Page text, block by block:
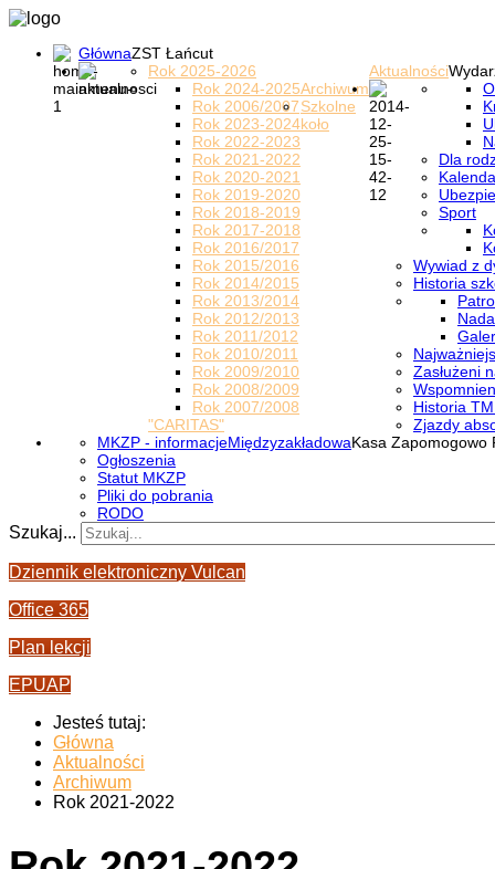
GłównaZST Łańcut
Aktualności
Rok 2025-2026
Archiwum
Rok 2024-2025
Rok 2006/2007
Rok 2023-2024
Rok 2022-2023
Rok 2021-2022
Rok 2020-2021
Rok 2019-2020
Rok 2018-2019
Rok 2017-2018
Rok 2016/2017
Rok 2015/2016
Rok 2014/2015
Rok 2013/2014
Rok 2012/2013
Rok 2011/2012
Rok 2010/2011
Rok 2009/2010
Rok 2008/2009
Rok 2007/2008
Szkolne
koło
"CARITAS"
Dla
Sport
Wywiad z
Historia
Zasłużeni
Historia
Zjazdy
MiędzyzakładowaKasa Zapomogowo
MKZP - informacje
Ogłoszenia
Statut MKZP
Pliki do pobrania
RODO
Szukaj...
Dziennik elektroniczny Vulcan
Office 365
Plan lekcji
EPUAP
Jesteś tutaj:
Główna
Aktualności
Archiwum
Rok 2021-2022